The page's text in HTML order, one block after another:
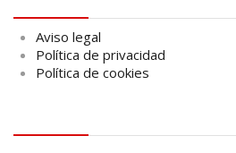
Aviso legal
Política de privacidad
Política de cookies